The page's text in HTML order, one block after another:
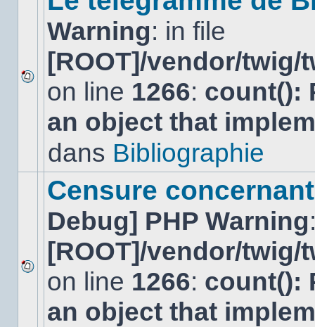
Aucun
nouveau
message
non-
dans
Warning: in file
[ROOT]/vendor/
on line 1266: count():
an object that
dans Bibliographie
Aucun
nouveau
message
non-
Censure
Debug] PHP Warning
[ROOT]/vendor/
on line 1266: count():
an object that